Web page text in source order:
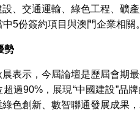
、交通運輸、綠色工程、礦
5份簽約項目與澳門企業相關。
勢
表示，今屆論壇是歷屆會期
過90%，展現“中國建設”品
色創新、數智聯通發展成果